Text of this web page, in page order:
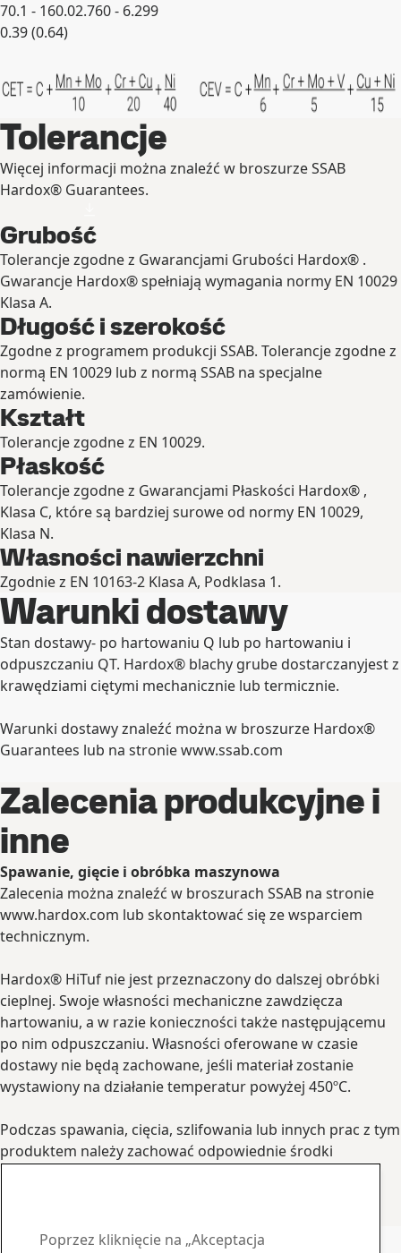
70.1 - 160.02.760 - 6.299
0.39 (0.64)
Tolerancje
Więcej informacji można znaleźć w broszurze SSAB
Hardox® Guarantees.
Grubość
Tolerancje zgodne z Gwarancjami Grubości Hardox® .
Gwarancje Hardox® spełniają wymagania normy EN 10029
Klasa A.
Długość i szerokość
Zgodne z programem produkcji SSAB. Tolerancje zgodne z
normą EN 10029 lub z normą SSAB na specjalne
zamówienie.
Kształt
Tolerancje zgodne z EN 10029.
Płaskość
Tolerancje zgodne z Gwarancjami Płaskości Hardox® ,
Klasa C, które są bardziej surowe od normy EN 10029,
Klasa N.
Własności nawierzchni
Zgodnie z EN 10163-2 Klasa A, Podklasa 1.
Warunki dostawy
Stan dostawy- po hartowaniu Q lub po hartowaniu i
odpuszczaniu QT. Hardox® blachy grube dostarczanyjest z
krawędziami ciętymi mechanicznie lub termicznie.
Warunki dostawy znaleźć można w broszurze Hardox®
Guarantees lub na stronie www.ssab.com
Zalecenia produkcyjne i
inne
Spawanie, gięcie i obróbka maszynowa
Zalecenia można znaleźć w broszurach SSAB na stronie
www.hardox.com lub skontaktować się ze wsparciem
technicznym.
Hardox® HiTuf nie jest przeznaczony do dalszej obróbki
cieplnej. Swoje własności mechaniczne zawdzięcza
hartowaniu, a w razie konieczności także następującemu
po nim odpuszczaniu. Własności oferowane w czasie
dostawy nie będą zachowane, jeśli materiał zostanie
wystawiony na działanie temperatur powyżej 450ºC.
Podczas spawania, cięcia, szlifowania lub innych prac z tym
produktem należy zachować odpowiednie środki
Skontaktuj się z Hardox
Poprzez kliknięcie na „Akceptacja